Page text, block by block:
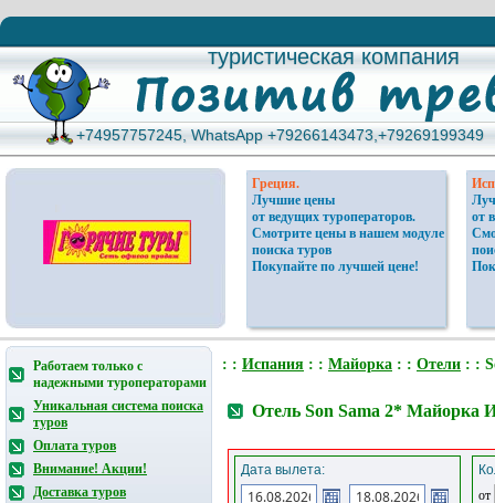
туристическая компания
туристическая компания
+74957757245, WhatsApp +79266143473,+79269199349
+74957757245, WhatsApp +79266143473,+79269199349
Греция.
Лучшие цены
от ведущих туроператоров.
Смотрите цены в нашем модуле
поиска туров
Покупайте по лучшей цене!
от
Работаем только с
надежными туроператорами
Уникальная система поиска
туров
Оплата туров
Внимание! Акции!
Доставка туров
: : Испания : : Майорка : : Отели : :
Отель Son Sama 2* Майорка
Дата вылета:
от